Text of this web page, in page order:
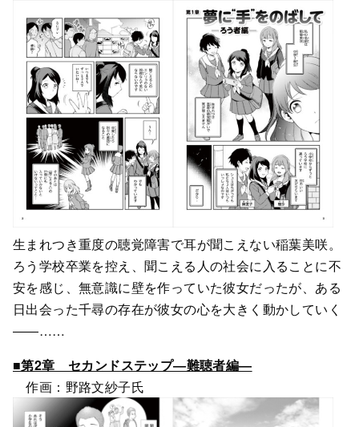
生まれつき重度の聴覚障害で耳が聞こえない稲葉美咲。
ろう学校卒業を控え、聞こえる人の社会に入ることに不
安を感じ、無意識に壁を作っていた彼女だったが、ある
日出会った千尋の存在が彼女の心を大きく動かしていく
――……
■第2章 セカンドステップ―難聴者編―
作画：野路文紗子氏